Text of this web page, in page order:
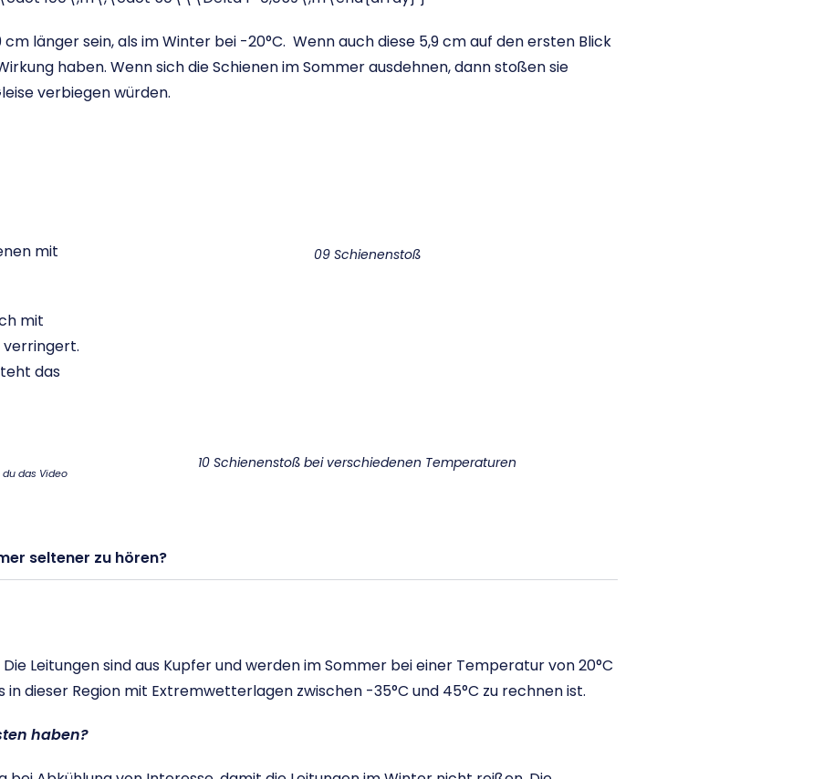
cm länger sein, als im Winter bei -20°C. Wenn auch diese 5,9 cm auf den ersten Blick
haben. Wenn sich die Schienen im Sommer ausdehnen, dann stoßen sie
verbiegen würden.
mit
mit
das
09 Schienenstoß
das Video
10 Schienenstoß bei verschiedenen Temperaturen
seltener zu hören?
Leitungen sind aus Kupfer und werden im Sommer bei einer Temperatur von 20°C
dieser Region mit Extremwetterlagen zwischen -35°C und 45°C zu rechnen ist.
haben?